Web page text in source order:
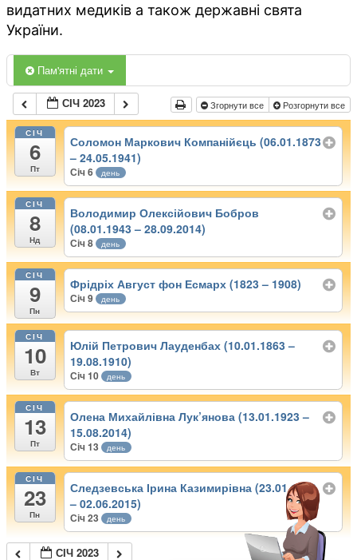
видатних медиків а також державні свята
України.
Пам'ятні дати
СІЧ 2023 Згорнути все Розгорнути все
СІЧ
6
Пт
Соломон Маркович Компанійєць (06.01.1873
– 24.05.1941)
Січ 6 день
СІЧ
8
Нд
Володимир Олексійович Бобров
(08.01.1943 – 28.09.2014)
Січ 8 день
СІЧ
9
Пн
Фрідріх Август фон Есмарх (1823 – 1908)
Січ 9 день
СІЧ
10
Вт
Юлій Петрович Лауденбах (10.01.1863 –
19.08.1910)
Січ 10 день
СІЧ
13
Пт
Олена Михайлівна Лук’янова (13.01.1923 –
15.08.2014)
Січ 13 день
СІЧ
23
Пн
Следзевська Ірина Казимирівна (23.01.1928
– 02.06.2015)
Січ 23 день
СІЧ 2023